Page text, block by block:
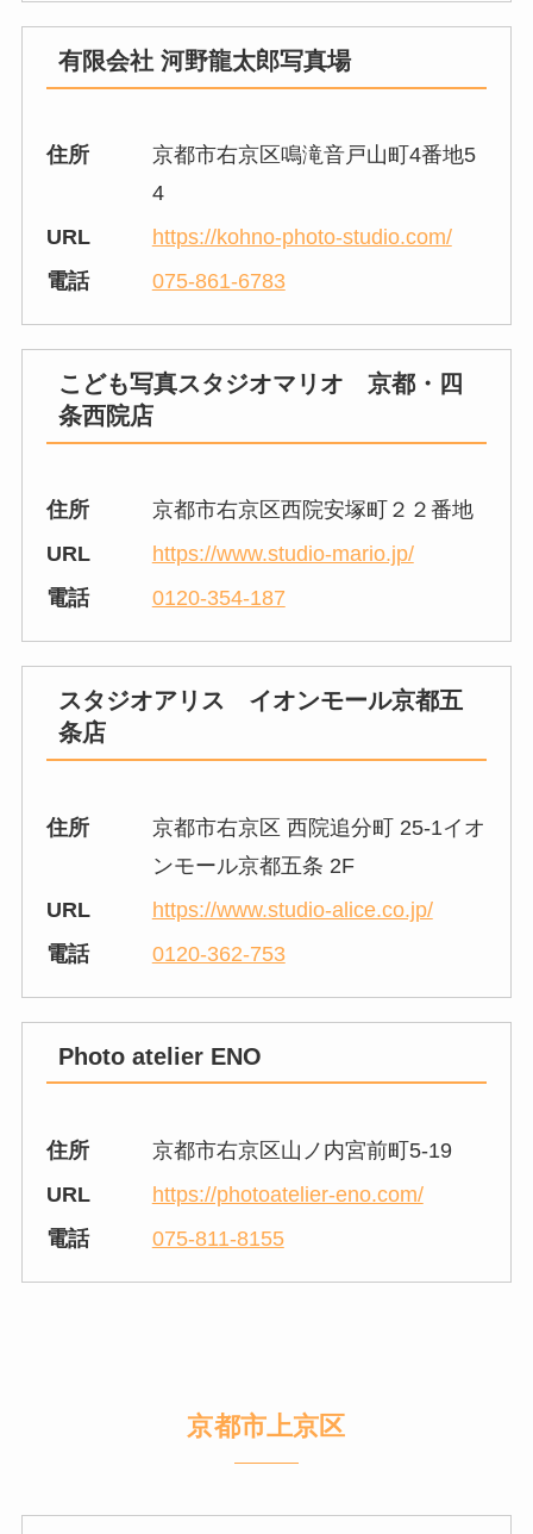
有限会社 河野龍太郎写真場
住所
京都市右京区鳴滝音戸山町4番地5
4
URL
https://kohno-photo-studio.com/
電話
075-861-6783
こども写真スタジオマリオ 京都・四
条西院店
住所
京都市右京区西院安塚町２２番地
URL
https://www.studio-mario.jp/
電話
0120-354-187
スタジオアリス イオンモール京都五
条店
住所
京都市右京区 西院追分町 25-1イオ
ンモール京都五条 2F
URL
https://www.studio-alice.co.jp/
電話
0120-362-753
Photo atelier ENO
住所
京都市右京区山ノ内宮前町5-19
URL
https://photoatelier-eno.com/
電話
075-811-8155
京都市上京区